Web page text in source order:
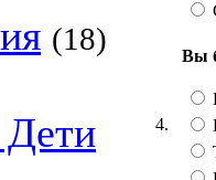
(18)
4.
Вы